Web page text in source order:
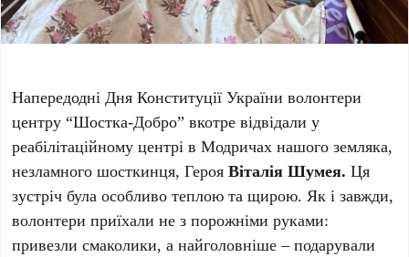
Напередодні Дня Конституції України волонтери
центру “Шостка-Добро” вкотре відвідали у
реабілітаційному центрі в Модричах нашого земляка,
незламного шосткинця, ГерояВіталія Шумея.Ця
зустріч була особливо теплою та щирою. Як і завжди,
волонтери приїхали не з порожніми руками:
привезли смаколики, а найголовніше – подарували